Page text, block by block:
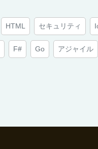
HTML セキュリティ
F# Go アジャイル